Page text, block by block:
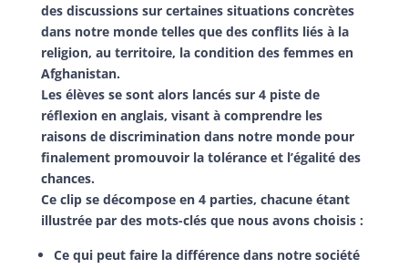
des discussions sur certaines situations concrètes
dans notre monde telles que des conflits liés à la
religion, au territoire, la condition des femmes en
Afghanistan.
Les élèves se sont alors lancés sur 4 piste de
réflexion en anglais, visant à comprendre les
raisons de discrimination dans notre monde pour
finalement promouvoir la tolérance et l’égalité des
chances.
Ce clip se décompose en 4 parties, chacune étant
illustrée par des mots-clés que nous avons choisis :
Ce qui peut faire la différence dans notre société